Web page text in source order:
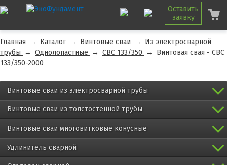
Оставить
заявку
Главная → Каталог → Винтовые сваи →
Из электросварной
трубы → Однолопастные → СВС 133/350 →
Винтовая свая - СВС
133/350-2000
Винтовые сваи из электросварной трубы
Винтовые сваи из толстостенной трубы
Винтовые сваи многовитковые конусные
Удлинитель сварной